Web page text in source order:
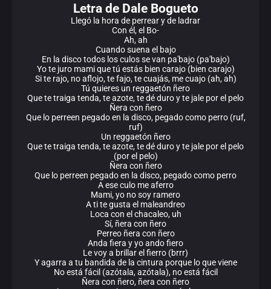
Letra de Dale Bogueto
Llegó la hora de perrear y de ladrar
Con él, el Bo-
Ah, ah
Cuando suena el bajo
En la disco todos los culos se van pa'bajo (pa'bajo)
Yo te juro mami que tú estás bien carajo (bien carajo)
Si te rajo, no aflojo, te fajo, te cuajás, me cuajo (ah, ah)
Tú quieres un reggaetón ñero
Que te traiga tenda, te azote, te dé duro y te jale por el pelo
Ñera con ñero
Que lo perreen pegado en la disco, pegado como perro (ruf,
ruf)
Un reggaetón ñero
Que te traiga tenda, te azote, te dé duro y te jale por el pelo
(por el pelo)
Ñera con ñero
Que lo perreen pegado en la disco, pegado como perro
A ese culo me aferro
Mami, yo no soy ramero
A ti te gusta el maleandreo
Loca con el chacaleo, uh
Sí, ñera con ñero
Perreo ñera con ñero
Anda fiera y yo ando fiero
Le voy a brillar el fierro (brrr)
Y agarra a tu bandida de la cintura porque lo que viene
No está fácil (azótala, azótala), no está fácil
Ñera con ñero, ñera con ñero